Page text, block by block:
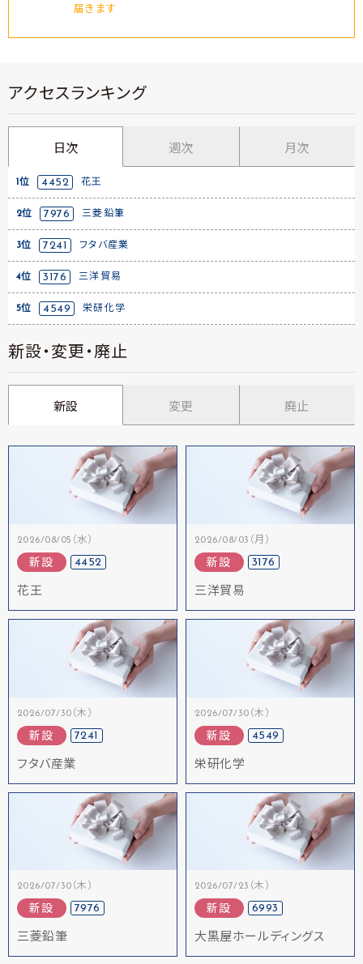
届きます
アクセスランキング
日次 週次 月次
1位 4452 花王
2位 7976 三菱鉛筆
3位 7241 フタバ産業
4位 3176 三洋貿易
5位 4549 栄研化学
新設・変更・廃止
新設 変更 廃止
2026/08/05（水）
新設 4452
花王
2026/08/03（月）
新設 3176
三洋貿易
2026/07/30（木）
新設 7241
フタバ産業
2026/07/30（木）
新設 4549
栄研化学
2026/07/30（木）
新設 7976
三菱鉛筆
2026/07/23（木）
新設 6993
大黒屋ホールディングス